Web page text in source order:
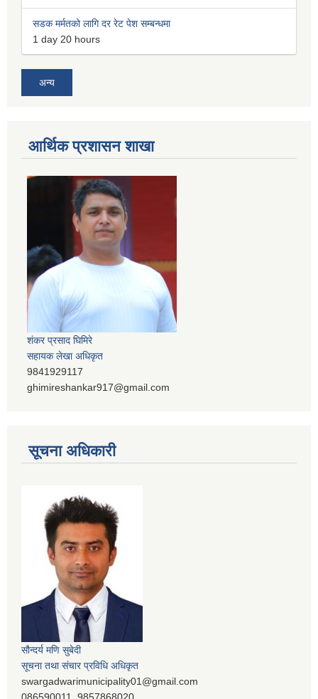
सडक मर्मतको लागि दर रेट पेश सम्बन्धमा
1 day 20 hours
अन्य
आर्थिक प्रशासन शाखा
शंकर प्रसाद घिमिरे
सहायक लेखा अधिकृत
9841929117
ghimireshankar917@gmail.com
सूचना अधिकारी
सौन्दर्य मणि सुबेदी
सूचना तथा संचार प्रविधि अधिकृत
swargadwarimunicipality01@gmail.com